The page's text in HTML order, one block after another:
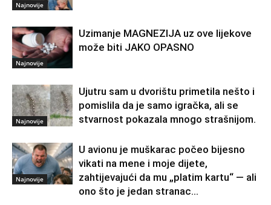
Najnovije
Najnovije
Uzimanje MAGNEZIJA uz ove lijekove
može biti JAKO OPASNO
Najnovije
Ujutru sam u dvorištu primetila nešto i
pomislila da je samo igračka, ali se
stvarnost pokazala mnogo strašnijom.
Najnovije
U avionu je muškarac počeo bijesno
vikati na mene i moje dijete,
zahtijevajući da mu „platim kartu“ — ali
ono što je jedan stranac...